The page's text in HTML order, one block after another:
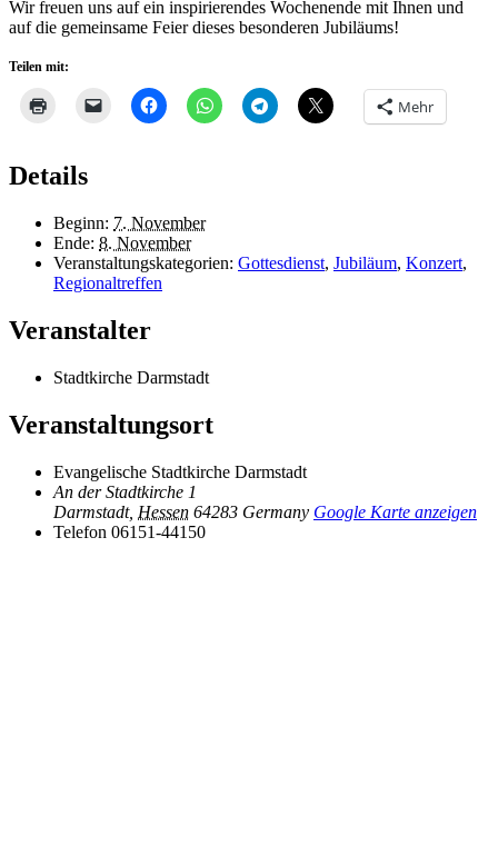
Wir freuen uns auf ein inspirierendes Wochenende mit Ihnen und
auf die gemeinsame Feier dieses besonderen Jubiläums!
Teilen mit:
Mehr
Details
Beginn: 7. November
Ende: 8. November
Veranstaltungskategorien: Gottesdienst, Jubiläum, Konzert,
Regionaltreffen
Veranstalter
Stadtkirche Darmstadt
Veranstaltungsort
Evangelische Stadtkirche Darmstadt
An der Stadtkirche 1
Darmstadt, Hessen 64283 Germany Google Karte anzeigen
Telefon 06151-44150